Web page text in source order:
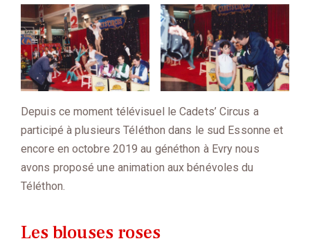
Depuis ce moment télévisuel le Cadets’ Circus a
participé à plusieurs Téléthon dans le sud Essonne et
encore en octobre 2019 au généthon à Evry nous
avons proposé une animation aux bénévoles du
Téléthon.
Les blouses roses